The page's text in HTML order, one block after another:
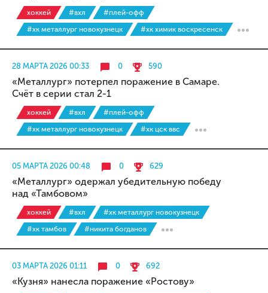
хоккей #вхл
#плей-офф
#хк металлург новокузнецк
#хк химик воскресенск
28 МАРТА 2026 00:33 0 590
«Металлург» потерпел поражение в Самаре.
Счёт в серии стал 2-1
хоккей #вхл
#плей-офф
#хк металлург новокузнецк
#хк цск ввс
05 МАРТА 2026 00:48 0 629
«Металлург» одержал убедительную победу
над «Тамбовом»
хоккей #вхл
#хк металлург новокузнецк
#хк тамбов
#никита богданов
03 МАРТА 2026 01:11 0 692
«Кузня» нанесла поражение «Ростову»